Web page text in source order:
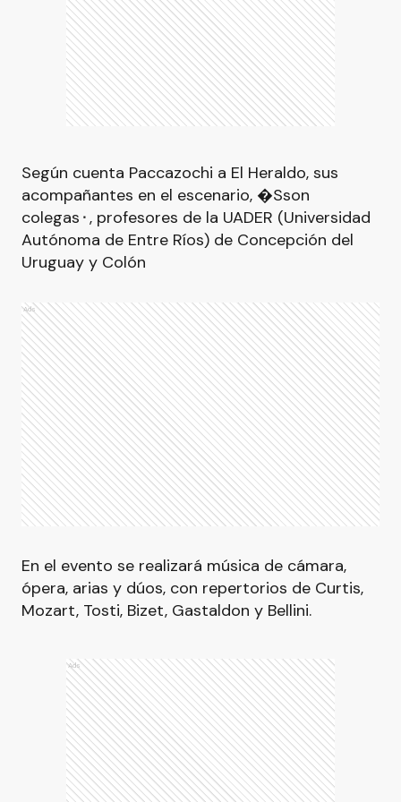
Según cuenta Paccazochi a El Heraldo, sus
acompañantes en el escenario, �Sson
colegas⬝, profesores de la UADER (Universidad
Autónoma de Entre Ríos) de Concepción del
Uruguay y Colón
Ads
En el evento se realizará música de cámara,
ópera, arias y dúos, con repertorios de Curtis,
Mozart, Tosti, Bizet, Gastaldon y Bellini.
Ads